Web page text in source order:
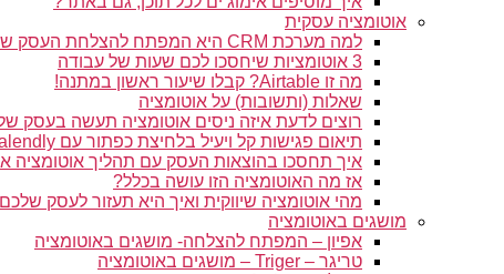
אוטומציה עסקית
למה מערכת CRM היא המפתח להצלחת העסק שלך
3 אוטומציות שיחסכו לכם שעות של עבודה
מה זו Airtable? קבלו שיעור ראשון במתנה!
שאלות (ותשובות) על אוטומציה
רוצים לדעת איזה ניסים אוטומציה תעשה בעסק
תיאום פגישות קל ויעיל בלחיצת כפתור עם Calendly
איך תחסכו בהוצאות העסק עם תהליך אוטומציה
אז מה האוטומציה הזו עושה בכלל?
מהי אוטומציה שיווקית ואיך היא תעזור לעסק
מושגים באוטומציה
אפיון – המפתח להצלחה- מושגים באוטומציה
טריגר – Triger – מושגים באוטומציה